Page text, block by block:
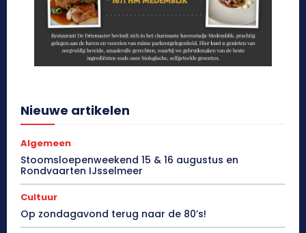
Nieuwe artikelen
Algemeen
Stoomsloepenweekend 15 & 16 augustus en
Rondvaarten IJsselmeer
Cultuur
Op zondagavond terug naar de 80’s!